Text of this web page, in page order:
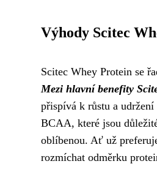
Výhody Scitec
Scitec Whey Protein se
Mezi hlavní benefity
přispívá k růstu a
BCAA, které jsou
oblíbenou. Ať už
rozmíchat odměrku